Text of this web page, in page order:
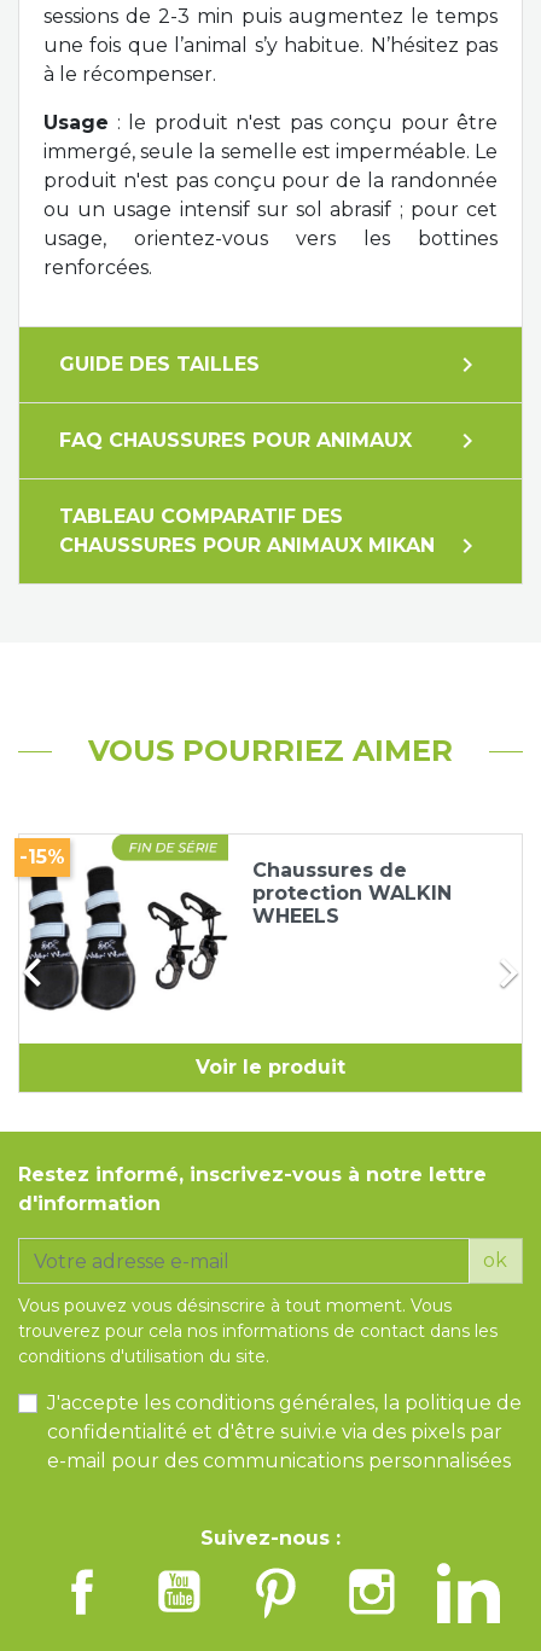
sessions de 2-3 min puis augmentez le temps
une fois que l’animal s’y habitue. N’hésitez pas
à le récompenser.
Usage : le produit n'est pas conçu pour être
immergé, seule la semelle est imperméable. Le
produit n'est pas conçu pour de la randonnée
ou un usage intensif sur sol abrasif ; pour cet
usage, orientez-vous vers les bottines
renforcées.
GUIDE DES TAILLES expand_more
FAQ CHAUSSURES POUR ANIMAUX expand_more
TABLEAU COMPARATIF DES
CHAUSSURES POUR ANIMAUX MIKAN
expand_more
VOUS POURRIEZ AIMER

Chaussures de
protection WALKIN
WHEELS
Voir le produit
-15%

Restez informé, inscrivez-vous à notre lettre
d'information
ok
Vous pouvez vous désinscrire à tout moment. Vous
trouverez pour cela nos informations de contact dans les
conditions d'utilisation du site.
J'accepte les conditions générales, la politique de
confidentialité et d'être suivi.e via des pixels par
e-mail pour des communications personnalisées
Suivez-nous :